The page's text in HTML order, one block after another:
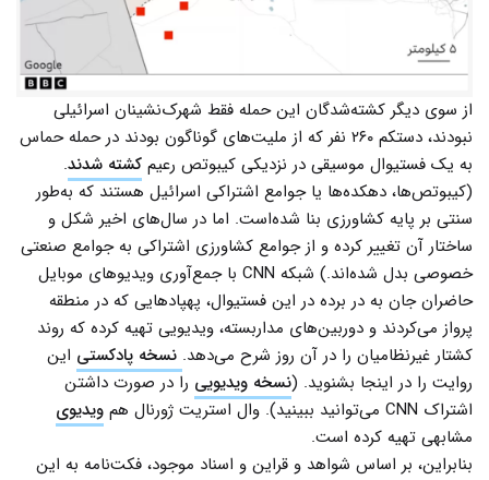
از سوی دیگر کشته‌شدگان این حمله فقط شهرک‌نشینان اسرائیلی
نبودند، دستکم ۲۶۰ نفر که از ملیت‌های گوناگون بودند در حمله حماس
به یک فستیوال موسیقی در نزدیکی کیبوتص رعیم کشته شدند.
(کیبوتص‌ها، دهکده‌ها یا جوامع اشتراکی اسرائیل هستند که به‌طور
سنتی بر پایه کشاورزی بنا شده‌است. اما در سال‌های اخیر شکل و
ساختار آن تغییر کرده و از جوامع کشاورزی اشتراکی به جوامع صنعتی
خصوصی بدل شده‌اند.) شبکه CNN با جمع‌آوری ویدیوهای موبایل
حاضران جان به در برده در این فستیوال، پهپادهایی که در منطقه
پرواز می‌کردند و دوربین‌های مداربسته، ویدیویی تهیه کرده که روند
کشتار غیرنظامیان را در آن روز شرح می‌دهد. نسخه پادکستی این
روایت را در اینجا بشنوید. (نسخه ویدیویی را در صورت داشتن
اشتراک CNN می‌توانید ببینید). وال استریت ژورنال هم
ویدیوی
مشابهی تهیه کرده است.
بنابراین، بر اساس شواهد و قراین و اسناد موجود، فکت‌نامه به این